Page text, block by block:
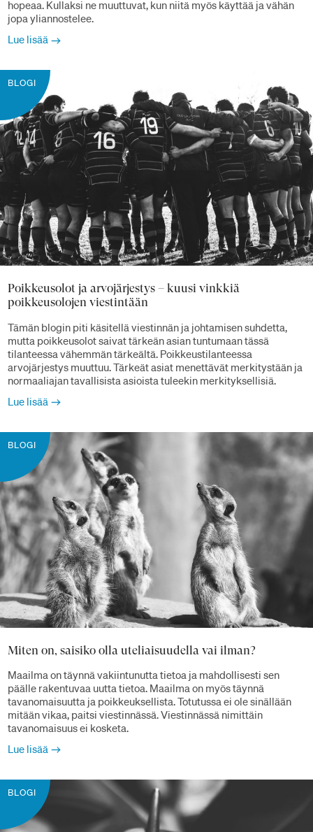
hopeaa. Kullaksi ne muuttuvat, kun niitä myös käyttää ja vähän
jopa yliannostelee.
Lue lisää
Poikkeusolot ja arvojärjestys – kuusi vinkkiä
poikkeusolojen viestintään
Tämän blogin piti käsitellä viestinnän ja johtamisen suhdetta,
mutta poikkeusolot saivat tärkeän asian tuntumaan tässä
tilanteessa vähemmän tärkeältä. Poikkeustilanteessa
arvojärjestys muuttuu. Tärkeät asiat menettävät merkitystään ja
normaaliajan tavallisista asioista tuleekin merkityksellisiä.
Lue lisää
BLOGI
Miten on, saisiko olla uteliaisuudella vai ilman?
Maailma on täynnä vakiintunutta tietoa ja mahdollisesti sen
päälle rakentuvaa uutta tietoa. Maailma on myös täynnä
tavanomaisuutta ja poikkeuksellista. Totutussa ei ole sinällään
mitään vikaa, paitsi viestinnässä. Viestinnässä nimittäin
tavanomaisuus ei kosketa.
Lue lisää
BLOGI
BLOGI